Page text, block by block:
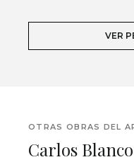
VER
OTRAS OBRAS DEL
Carlos